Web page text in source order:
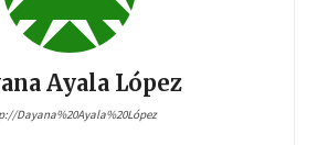
Ayala López